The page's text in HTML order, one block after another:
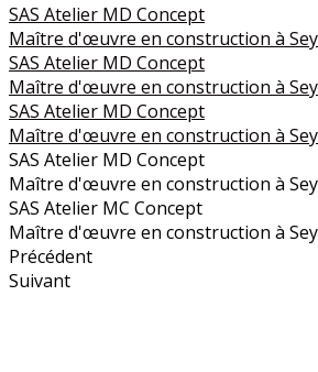
SAS Atelier MD Concept
Maître d'œuvre en construction à
SAS Atelier MD Concept
Maître d'œuvre en construction à
SAS Atelier MD Concept
Maître d'œuvre en construction à
SAS Atelier MD Concept
Maître d'œuvre en construction à
SAS Atelier MC Concept
Maître d'œuvre en construction à
Précédent
Suivant